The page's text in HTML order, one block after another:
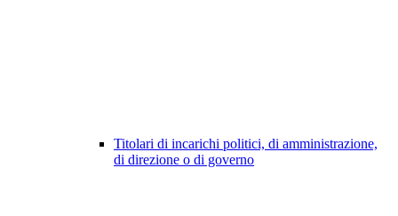
Titolari di incarichi politici, di amministrazione,
di direzione o di governo